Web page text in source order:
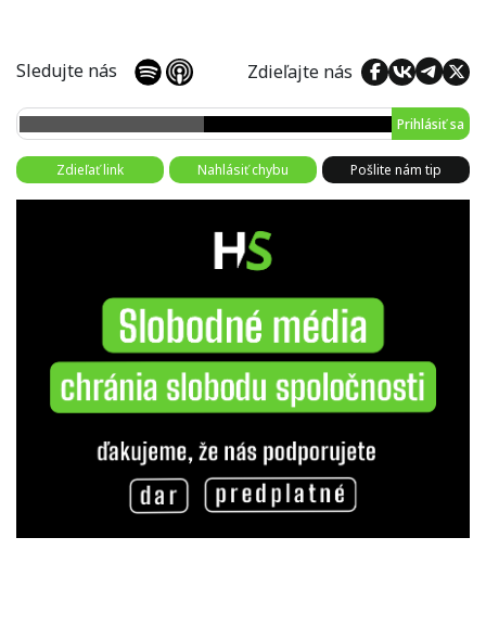
Sledujte nás Zdieľajte nás
Prihlásiť sa
Zdieľať link Nahlásiť chybu Pošlite nám tip